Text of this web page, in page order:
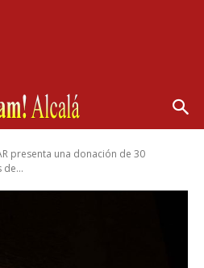
presenta una donación de 30